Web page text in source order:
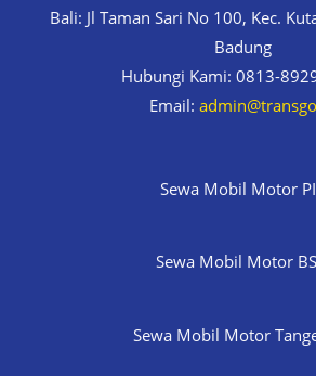
Bali: Jl Taman Sari No 100, Kec.
Badung
Hubungi Kami: 0813-
Email:
Sewa Mobil Motor
Sewa Mobil Motor
Sewa Mobil Motor